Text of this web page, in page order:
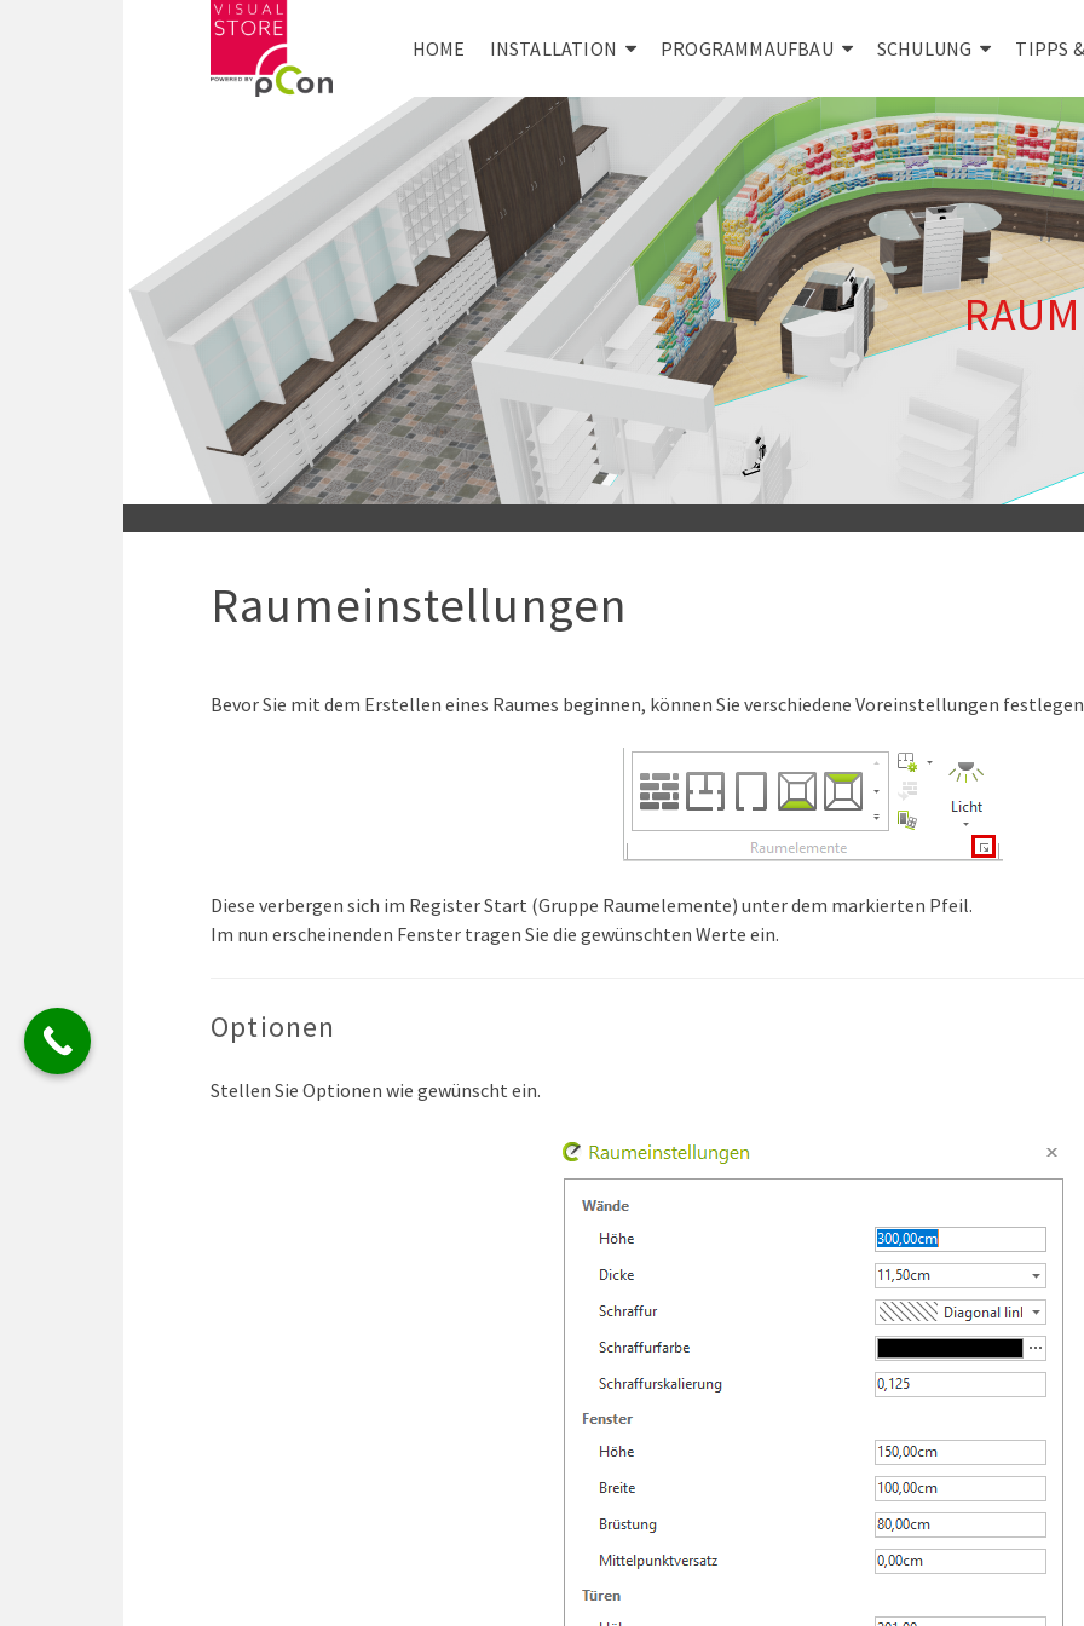
HOME INSTALLATION PROGRAMMAUFBAU SCHULUNG TIPPS
Raumeinstellungen
Bevor Sie mit dem Erstellen eines Raumes beginnen, können Sie verschiedene Voreinstellungen
Diese verbergen sich im Register Start (Gruppe Raumelemente) unter dem markierten Pfeil.
Im nun erscheinenden Fenster tragen Sie die gewünschten Werte ein.
Optionen
Stellen Sie Optionen wie gewünscht ein.